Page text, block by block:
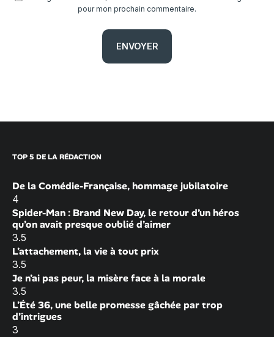
pour mon prochain commentaire.
TOP 5 DE LA RÉDACTION
De la Comédie-Française, hommage jubilatoire
4
Spider-Man : Brand New Day, le retour d’un héros
qu’on avait presque oublié d’aimer
3.5
L’attachement, la vie à tout prix
3.5
Je n’ai pas peur, la misère face à la morale
3.5
L’Été 36, une belle promesse gâchée par trop
d’intrigues
3